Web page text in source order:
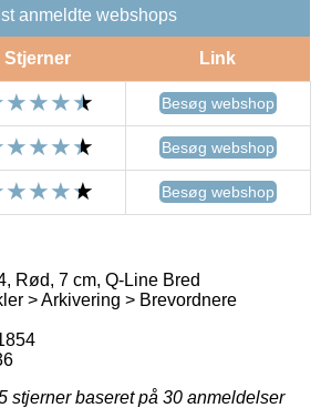
anmeldte webshops
Stjerner Link
Besøg webshop
Besøg webshop
Besøg webshop
Rød, 7 cm, Q-Line Bred
> Arkivering > Brevordnere
stjerner baseret på 30 anmeldelser